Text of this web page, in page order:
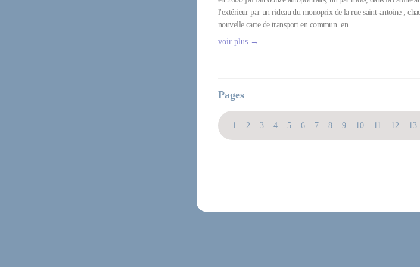
l'extérieur par un rideau du monoprix de la rue saint-antoine ;
nouvelle carte de transport en commun. en...
voir plus →
Pages
1 2 3 4 5 6 7 8 9 10 11 12 13